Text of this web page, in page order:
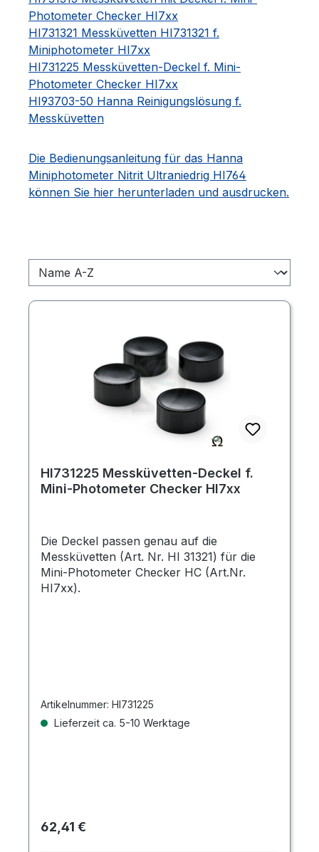
Photometer Checker HI7xx
HI731321 Messküvetten HI731321 f.
Miniphotometer HI7xx
HI731225 Messküvetten-Deckel f. Mini-
Photometer Checker HI7xx
HI93703-50 Hanna Reinigungslösung f.
Messküvetten
Die Bedienungsanleitung für das Hanna
Miniphotometer Nitrit Ultraniedrig HI764
können Sie hier herunterladen und ausdrucken.
HI731225 Messküvetten-Deckel f.
Mini-Photometer Checker HI7xx
Die Deckel passen genau auf die
Messküvetten (Art. Nr. HI 31321) für die
Mini-Photometer Checker HC (Art.Nr.
HI7xx).
Artikelnummer: HI731225
Lieferzeit ca. 5-10 Werktage
Regulärer Preis:
62,41 €